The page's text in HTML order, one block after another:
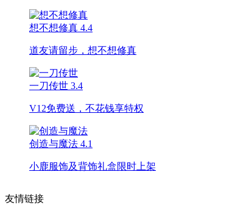
想不想修真 4.4
道友请留步，想不想修真
一刀传世 3.4
V12免费送，不花钱享特权
创造与魔法 4.1
小鹿服饰及背饰礼盒限时上架
友情链接